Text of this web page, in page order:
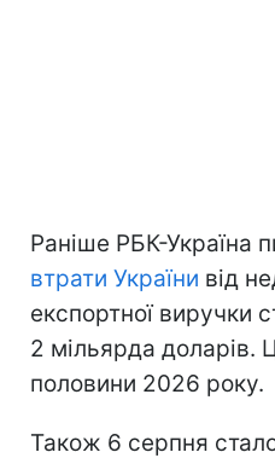
Раніше РБК-Україна
втрати України від
експортної виручки
2 мільярда доларів.
половини 2026 року.
Також 6 серпня